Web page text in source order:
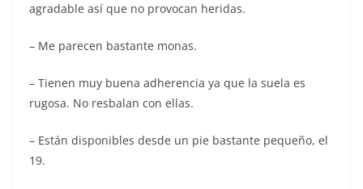
agradable así que no provocan heridas.
– Me parecen bastante monas.
– Tienen muy buena adherencia ya que la suela es
rugosa. No resbalan con ellas.
– Están disponibles desde un pie bastante pequeño, el
19.